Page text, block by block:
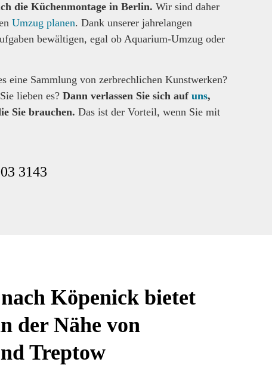
die Küchenmontage in Berlin. Wir sind daher
Umzug planen. Dank unserer jahrelangen
bewältigen, egal ob Aquarium-Umzug oder
eine Sammlung von zerbrechlichen Kunstwerken?
lieben es? Dann verlassen Sie sich aufuns,
Sie brauchen. Das ist der Vorteil, wenn Sie mit
3143
Köpenick bietet
der Nähe von
Treptow